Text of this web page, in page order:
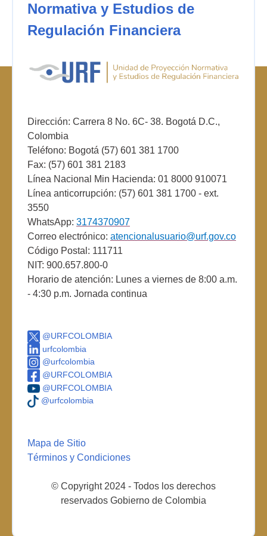
Normativa y Estudios de
Regulación Financiera
Dirección: Carrera 8 No. 6C- 38. Bogotá D.C.,
Colombia
Teléfono: Bogotá (57) 601 381 1700
Fax: (57) 601 381 2183
Línea Nacional Min Hacienda: 01 8000 910071
Línea anticorrupción: (57) 601 381 1700 - ext.
3550
WhatsApp: 3174370907
Correo electrónico: atencionalusuario@urf.gov.co
Código Postal: 111711
NIT: 900.657.800-0
Horario de atención: Lunes a viernes de 8:00 a.m.
- 4:30 p.m. Jornada continua
@URFCOLOMBIA
urfcolombia
@urfcolombia
@URFCOLOMBIA
@URFCOLOMBIA
@urfcolombia
Mapa de Sitio
Términos y Condiciones
© Copyright 2024 - Todos los derechos
reservados Gobierno de Colombia